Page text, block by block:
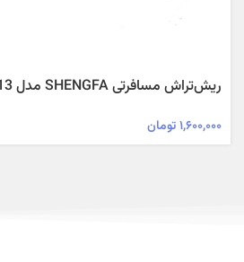
کوچک قابل شارژ با کابل USB
۱,۶۰۰,۰۰۰تومان